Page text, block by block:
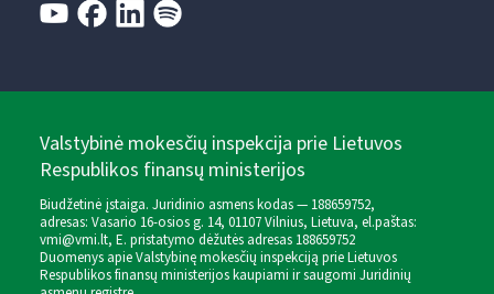
Valstybinė mokesčių inspekcija prie Lietuvos
Respublikos finansų ministerijos
Biudžetinė įstaiga. Juridinio asmens kodas — 188659752,
adresas: Vasario 16-osios g. 14, 01107 Vilnius, Lietuva, el.paštas:
vmi@vmi.lt, E. pristatymo dėžutės adresas 188659752
Duomenys apie Valstybinę mokesčių inspekciją prie Lietuvos
Respublikos finansų ministerijos kaupiami ir saugomi Juridinių